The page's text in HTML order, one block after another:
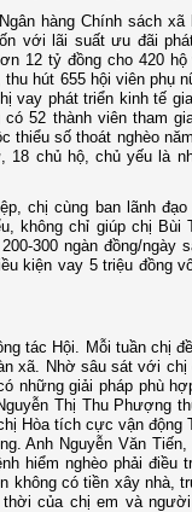
hàng Chính sách xã
với lãi suất ưu đãi
12 tỷ đồng cho 420
hút 655 hội viên phụ
vay phát triển kinh tế
52 thành viên tham
thiểu số thoát nghèo
18 chủ hộ, chủ yếu là
chị cùng ban lãnh
không chỉ giúp chị Bùi
300 ngàn đồng/ngày
kiện vay 5 triệu đồng
tác Hội. Mỗi tuần chị
xã. Nhờ sâu sát với
những giải pháp phù
Thị Thu Phượng
Hòa tích cực vận động
Anh Nguyễn Văn
hiểm nghèo phải điều
không có tiền xây nhà,
của chị em và